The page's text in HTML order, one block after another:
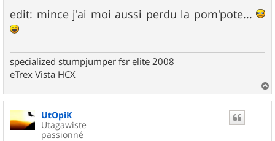
edit: mince j'ai moi aussi perdu la pom'pote...
specialized stumpjumper fsr elite 2008
eTrex Vista HCX
a
u
UtOpiK
Utagawiste
passionné